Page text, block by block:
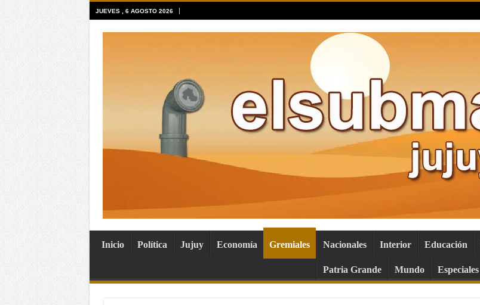
JUEVES , 6 AGOSTO 2026
Inicio Política Jujuy Economía Gremiales Nacionales Interior Educación
Patria Grande Mundo Especiales